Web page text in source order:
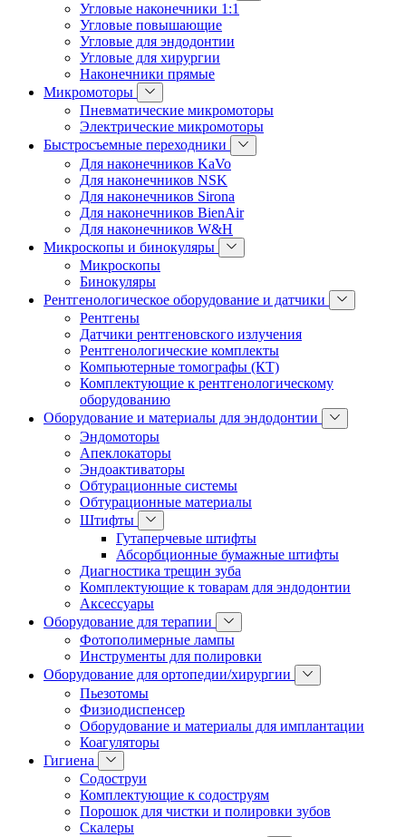
Угловые наконечники 1:1
Угловые повышающие
Угловые для эндодонтии
Угловые для хирургии
Наконечники прямые
Микромоторы
Пневматические микромоторы
Электрические микромоторы
Быстросъемные переходники
Для наконечников KaVo
Для наконечников NSK
Для наконечников Sirona
Для наконечников BienAir
Для наконечников W&H
Микроскопы и бинокуляры
Микроскопы
Бинокуляры
Рентгенологическое оборудование и датчики
Рентгены
Датчики рентгеновского излучения
Рентгенологические комплекты
Компьютерные томографы (КТ)
Комплектующие к рентгенологическому
оборудованию
Оборудование и материалы для эндодонтии
Эндомоторы
Апеклокаторы
Эндоактиваторы
Обтурационные системы
Обтурационные материалы
Штифты
Гутаперчевые штифты
Абсорбционные бумажные штифты
Диагностика трещин зуба
Комплектующие к товарам для эндодонтии
Аксессуары
Оборудование для терапии
Фотополимерные лампы
Инструменты для полировки
Оборудование для ортопедии/хирургии
Пьезотомы
Физиодиспенсер
Оборудование и материалы для имплантации
Коагуляторы
Гигиена
Содоструи
Комплектующие к содоструям
Порошок для чистки и полировки зубов
Скалеры